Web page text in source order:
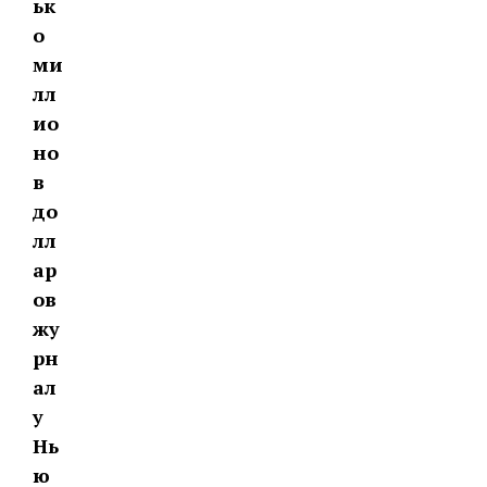
о
ми
лл
ио
но
в
до
лл
ар
ов
жу
рн
ал
у
Нь
ю